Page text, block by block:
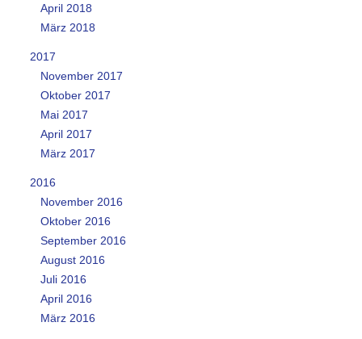
April 2018
März 2018
2017
November 2017
Oktober 2017
Mai 2017
April 2017
März 2017
2016
November 2016
Oktober 2016
September 2016
August 2016
Juli 2016
April 2016
März 2016